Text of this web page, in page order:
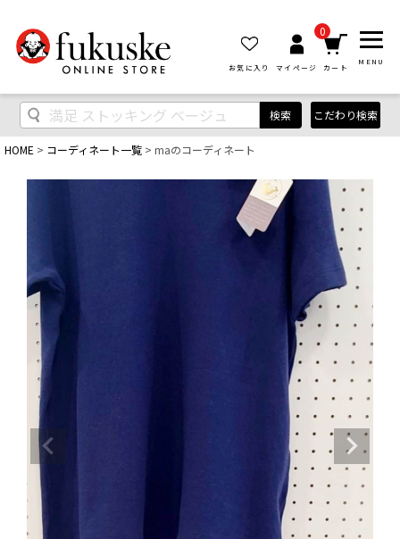
お気に入り マイページ
0
カート
MENU
検索 こだわり検索
HOME コーディネート一覧 maのコーディネート